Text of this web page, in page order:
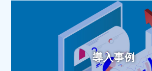
導入事例